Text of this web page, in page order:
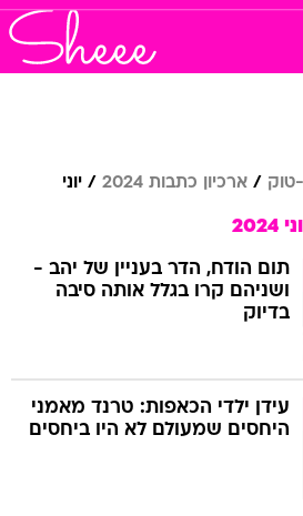
ארכיון כתבות 2024 יוני
תום הודח, הדר בעניין של יהב -
ושניהם קרו בגלל אותה סיבה
בדיוק
עידן ילדי הכאפות: טרנד מאמני
היחסים שמעולם לא היו ביחסים